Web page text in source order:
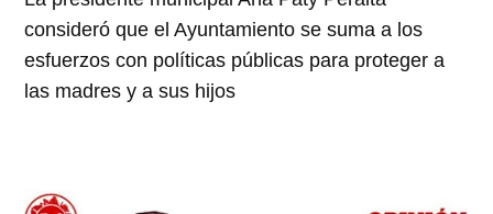
consideró que el Ayuntamiento se suma a los
esfuerzos con políticas públicas para proteger a
las madres y a sus hijos